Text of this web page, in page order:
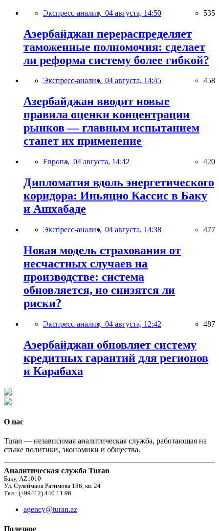
Экспресс-анализ, 04 августа, 14:50 535
Азербайджан перераспределяет
таможенные полномочия: сделает
ли реформа систему более гибкой?
Экспресс-анализ, 04 августа, 14:45 458
Азербайджан вводит новые
правила оценки концентрации
рынков — главным испытанием
станет их применение
Европа, 04 августа, 14:42 420
Дипломатия вдоль энергетического
коридора: Иньяцио Кассис в Баку
и Ашхабаде
Экспресс-анализ, 04 августа, 14:38 477
Новая модель страхования от
несчастных случаев на
производстве: система
обновляется, но снизятся ли
риски?
Экспресс-анализ, 04 августа, 12:42 487
Азербайджан обновляет систему
кредитных гарантий для регионов
и Карабаха
О нас
Turan — независимая аналитическая служба, работающая на
стыке политики, экономики и общества.
Аналитическая служба Turan
Баку, AZ1010
Ул. Сулеймана Рагимова 186, кв. 24
Тел.: (+99412) 440 11 96
agency@turan.az
Полезное